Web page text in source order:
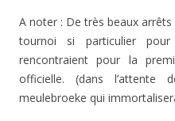
A noter : De très beaux
tournoi si particulier
rencontraient pour la
officielle. (dans l’attente
meulebroeke qui